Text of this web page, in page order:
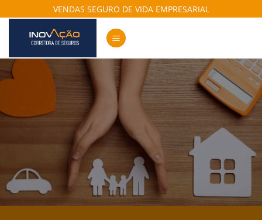
to
content
VENDAS SEGURO DE VIDA EMPRESARIAL